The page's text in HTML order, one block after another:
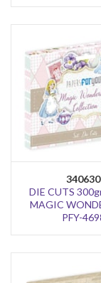
340630
DIE CUTS
MAGIC
PFY-